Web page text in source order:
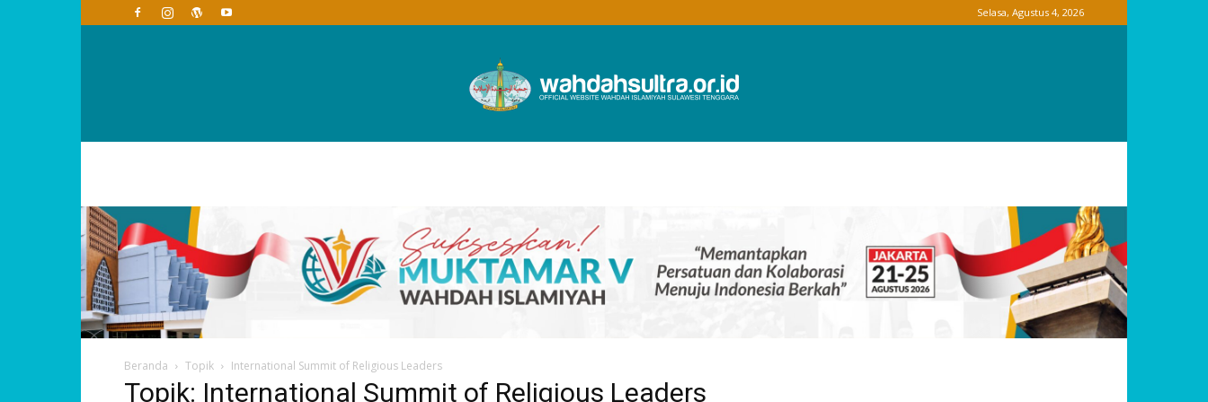
Selasa, Agustus 4, 2026
Islamiyah
Beranda Topik International Summit of Religious Leaders
Topik: International Summit of Religious Leaders